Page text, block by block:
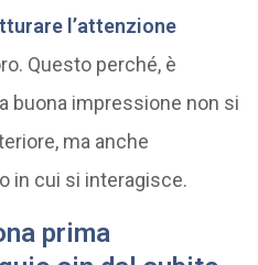
l’attenzione
Questo perché, è
buona impressione non si
ma anche
in cui si interagisce.
prima